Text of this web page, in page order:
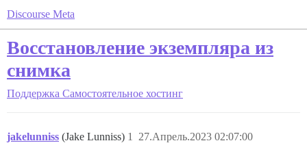
Discourse Meta
Восстановление экземпляра из
снимка
Поддержка Самостоятельное хостинг
jakelunniss (Jake Lunniss) 27.Апрель.2023 02:07:00
1